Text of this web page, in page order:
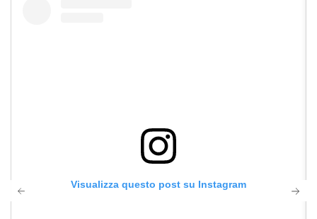
Visualizza questo post su Instagram